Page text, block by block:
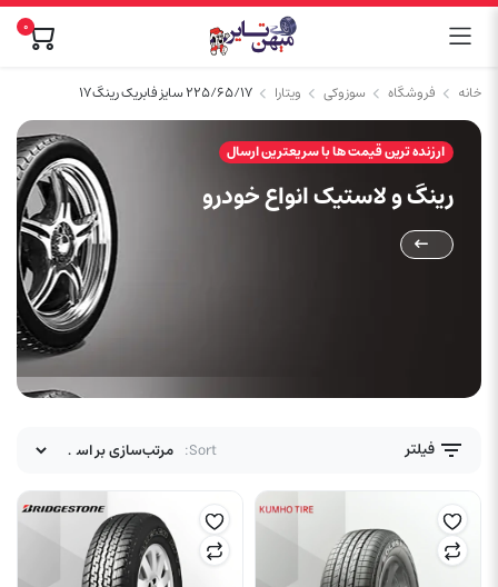
0
خانه فروشگاه سوزوکی ویتارا ۲۲۵/۶۵/۱۷ سایز فابریک رینگ ۱۷
ارزنده ترین قیمت ها با سریعترین ارسال
رینگ و لاستیک انواع خودرو
فیلتر Sort: